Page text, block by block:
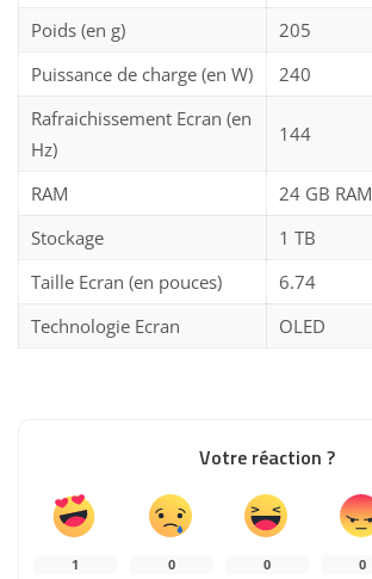
Poids (en g)
205
Puissance de charge (en W)
240
Rafraichissement Ecran (en
Hz)
144
RAM
24 GB RAM
Stockage
1 TB
Taille Ecran (en pouces)
6.74
Technologie Ecran
OLED
Votre réaction ?
1 0 0 0